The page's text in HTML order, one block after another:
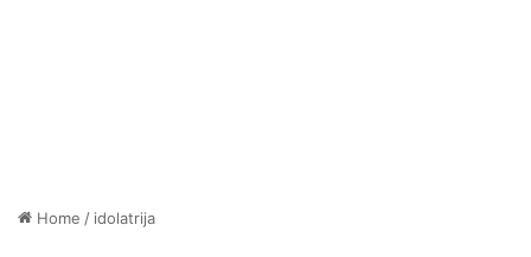
Home / idolatrija